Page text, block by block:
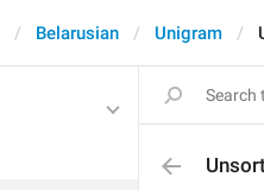
Belarusian Unigram